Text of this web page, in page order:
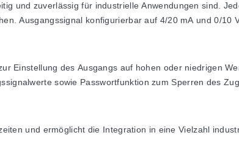
und zuverlässig für industrielle Anwendungen sind.
Ausgangssignal konfigurierbar auf 4/20 mA und 0/10
Einstellung des Ausgangs auf hohen oder niedrigen
sowie Passwortfunktion zum Sperren des
und ermöglicht die Integration in eine Vielzahl